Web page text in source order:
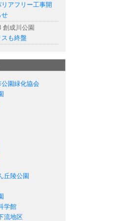
リアフリー工事開
せ
創成川公園
も終盤
園緑化協会
丘陵公園
学館
流地区